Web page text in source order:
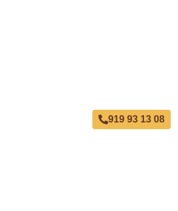
919 93 13 08